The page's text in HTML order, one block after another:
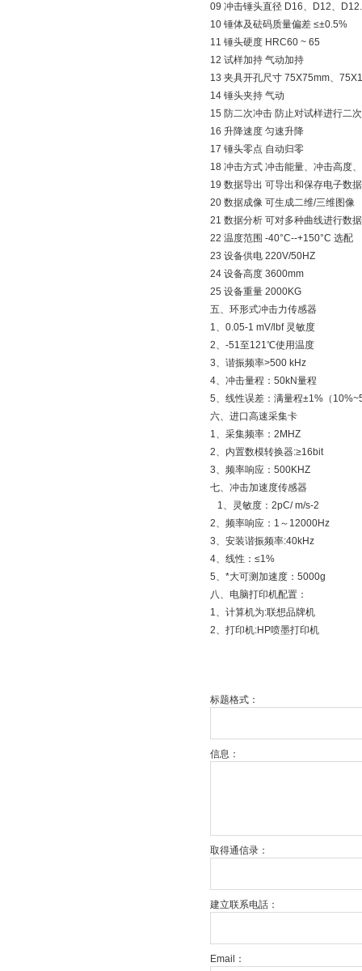
09 冲击锤头直径 D16、D12、
10 锤体及砝码质量偏差 ≤±0.5%
11 锤头硬度 HRC60 ~ 65
12 试样加持 气动加持
13 夹具开孔尺寸 75X75mm、
14 锤头夹持 气动
15 防二次冲击 防止对试样进行二
16 升降速度 匀速升降
17 锤头零点 自动归零
18 冲击方式 冲击能量、冲击高度
19 数据导出 可导出和保存电子数据
20 数据成像 可生成二维/三维图像
21 数据分析 可对多种曲线进行数
22 温度范围 -40°C--+150°C 选配
23 设备供电 220V/50HZ
24 设备高度 3600mm
25 设备重量 2000KG
五、环形式冲击力传感器
1、0.05-1 mV/lbf 灵敏度
2、-51至121℃使用温度
3、谐振频率>500 kHz
4、冲击量程：50kN量程
5、线性误差：满量程±1%（
六、进口高速采集卡
1、采集频率：2MHZ
2、内置数模转换器:≥16bit
3、频率响应：500KHZ
七、冲击加速度传感器
1、灵敏度：2pC/
2、频率响应：1～12000Hz
3、安装谐振频率:40kHz
4、线性：≤1%
5、*大可测加速度：5000g
八、电脑打印机配置：
1、计算机为:联想品牌机
2、打印机:HP喷墨打印机
标题格式：
信息：
取得通信录：
建立联系电話：
Email：